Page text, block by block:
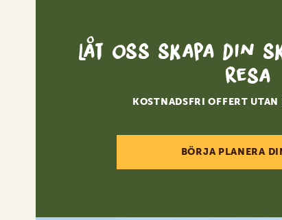
Låt oss skapa din
resa
KOSTNADSFRI OFFERT UTAN
BÖRJA PLANERA